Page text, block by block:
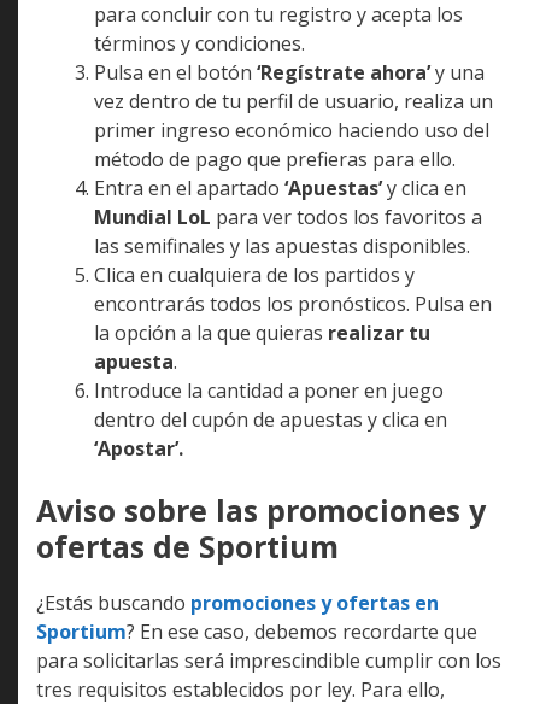
para concluir con tu registro y acepta los
términos y condiciones.
Pulsa en el botón ‘Regístrate ahora’y una
vez dentro de tu perfil de usuario, realiza un
primer ingreso económico haciendo uso del
método de pago que prefieras para ello.
Entra en el apartado ‘Apuestas’y clica en
Mundial LoL para ver todos los favoritos a
las semifinales y las apuestas disponibles.
Clica en cualquiera de los partidos y
encontrarás todos los pronósticos. Pulsa en
la opción a la que quieras realizar tu
apuesta.
Introduce la cantidad a poner en juego
dentro del cupón de apuestas y clica en
‘Apostar’.
Aviso sobre las promociones y
ofertas de Sportium
¿Estás buscando promociones y ofertas en
Sportium? En ese caso, debemos recordarte que
para solicitarlas será imprescindible cumplir con los
tres requisitos establecidos por ley. Para ello,